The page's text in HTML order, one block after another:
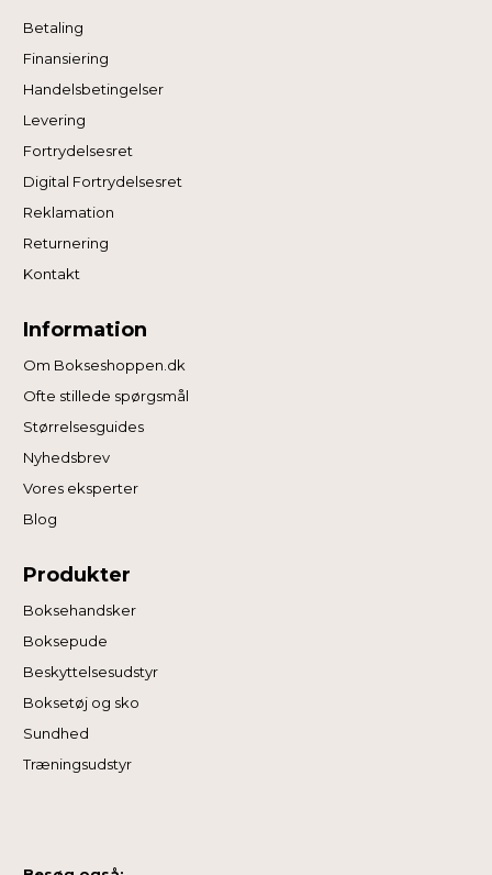
Betaling
Finansiering
Handelsbetingelser
Levering
Fortrydelsesret
Digital Fortrydelsesret
Reklamation
Returnering
Kontakt
Information
Om Bokseshoppen.dk
Ofte stillede spørgsmål
Størrelsesguides
Nyhedsbrev
Vores eksperter
Blog
Produkter
Boksehandsker
Boksepude
Beskyttelsesudstyr
Boksetøj og sko
Sundhed
Træningsudstyr